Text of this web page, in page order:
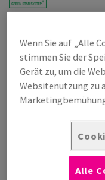
Conqueror Glatt, oyster,
ECF with 15% cotton,
Bogen/Blatt, FSC Mix
Produktinformation
Listenpreis
LIEFERZEIT 2-3 TAGE
Wenn Sie auf „Alle
stimmen Sie der
Gerät zu, um die
Websitenutzung zu
Alle